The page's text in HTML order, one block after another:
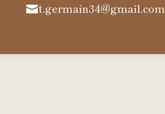
t.germain34@gmail.com